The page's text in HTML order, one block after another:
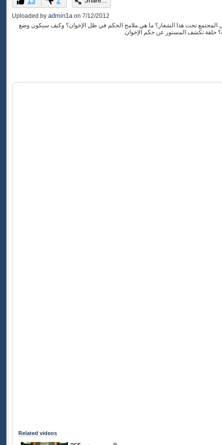
of
0
seconds
Uploaded by admin1a on 7/12/2012
المجتمع تحت هذا الشعار؟ ما هي ملامح الحكم في ظل الإخوان؟ وكيف سيكون وضع
حلقة تكشف المستور عن حكم الإخوان.
Related videos